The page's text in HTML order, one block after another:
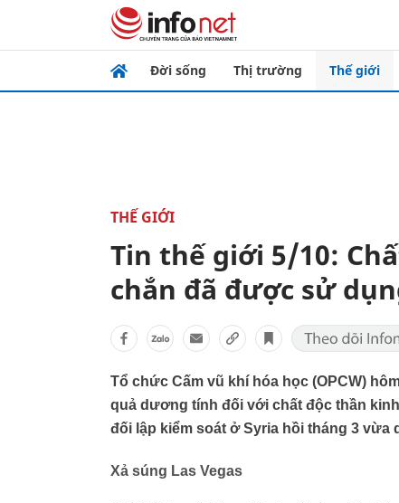
Đời sống Thị trường Thế giới
THẾ GIỚI
Tin thế giới 5/10:
chắn đã được sử
Tổ chức Cấm vũ khí hóa học (OPCW)
quả dương tính đối với chất độc thần
đối lập kiểm soát ở Syria hồi tháng 3 vừa
Xả súng Las Vegas